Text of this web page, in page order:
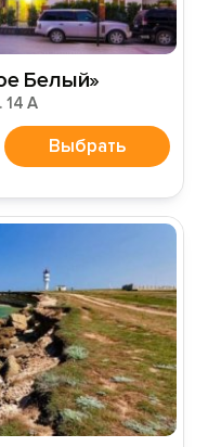
Белый»
14 А
Выбрать